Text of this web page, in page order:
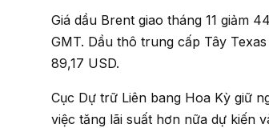
Giá dầu Brent giao tháng 11 giảm 44 cent, tương đương 0,5%, xuống 89,18 USD/thùng vào lúc 00:10
GMT. Dầu thô trung cấp Tây
89,17 USD.
Cục Dự trữ Liên bang Hoa Kỳ giữ nguyên lãi suất vào thứ Năm, nhưng củng cố lập trường diều hâu với
việc tăng lãi suất hơn nữa dự kiến